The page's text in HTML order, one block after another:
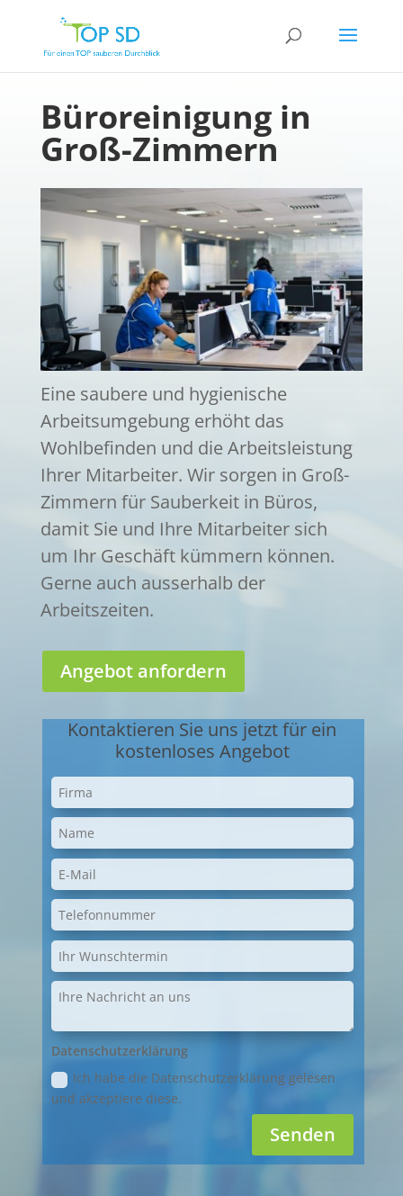
Büroreinigung in
Groß-Zimmern
Eine saubere und hygienische
Arbeitsumgebung erhöht das
Wohlbefinden und die Arbeitsleistung
Ihrer Mitarbeiter. Wir sorgen in Groß-
Zimmern für Sauberkeit in Büros,
damit Sie und Ihre Mitarbeiter sich
um Ihr Geschäft kümmern können.
Gerne auch ausserhalb der
Arbeitszeiten.
Angebot anfordern
Kontaktieren Sie uns jetzt für ein
kostenloses Angebot
Datenschutzerklärung
Ich habe die Datenschutzerklärung gelesen
und akzeptiere diese.
Senden